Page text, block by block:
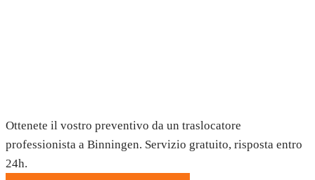
Ottenete il vostro preventivo da un traslocatore
professionista a Binningen. Servizio gratuito, risposta entro
24h.